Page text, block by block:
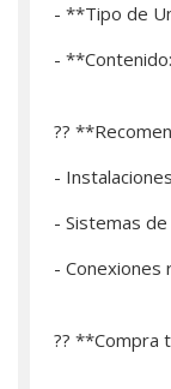
- **Tipo de
-
??
-
- Sistemas
- Conexiones
?? **­Compra